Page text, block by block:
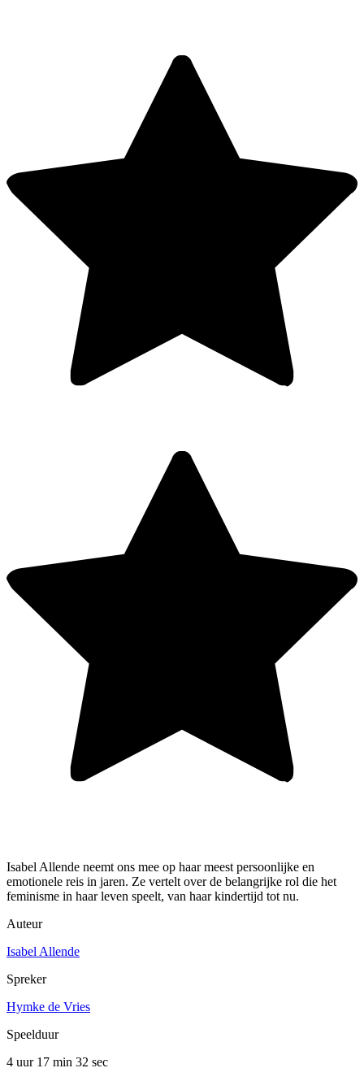
Isabel Allende neemt ons mee op haar meest persoonlijke en
emotionele reis in jaren. Ze vertelt over de belangrijke rol die het
feminisme in haar leven speelt, van haar kindertijd tot nu.
Auteur
Isabel Allende
Spreker
Hymke de Vries
Speelduur
4 uur 17 min 32 sec